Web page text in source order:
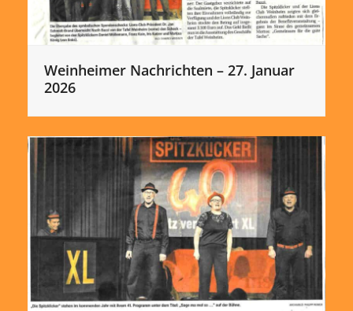
Weinheimer Nachrichten – 27. Januar
2026